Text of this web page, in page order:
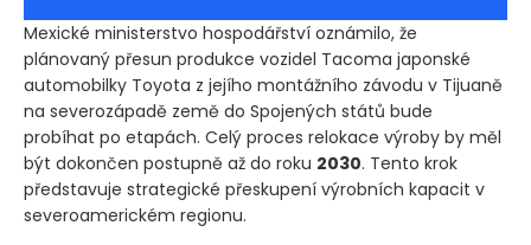
Mexické ministerstvo hospodářství oznámilo, že
plánovaný přesun produkce vozidel Tacoma japonské
automobilky Toyota z jejího montážního závodu v Tijuaně
na severozápadě země do Spojených států bude
probíhat po etapách. Celý proces relokace výroby by měl
být dokončen postupně až do roku 2030. Tento krok
představuje strategické přeskupení výrobních kapacit v
severoamerickém regionu.